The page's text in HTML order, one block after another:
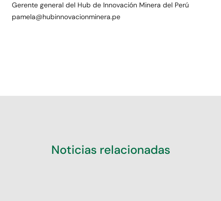
Gerente general del Hub de Innovación Minera del Perú
pamela@hubinnovacionminera.pe
Noticias relacionadas